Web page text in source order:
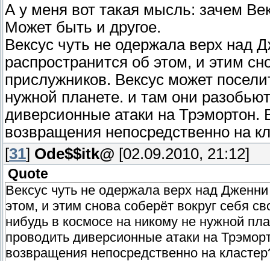
А у меня вот такая мысль: зачем
Может быть и другое.
Вексус чуть не одержала верх над
распространится об этом, и этим
прислужников. Вексус может
нужной планете. и там они
диверсионные атаки на Трэмортон.
возвращения непосредственно на
[31] Ode$$itk@ [02.09.2010, 21:12]
Quote
Вексус чуть не одержала верх над
этом, и этим снова соберёт вокруг себя
нибудь в космосе на никому не нужной
проводить диверсионные атаки на
возвращения непосредственно на